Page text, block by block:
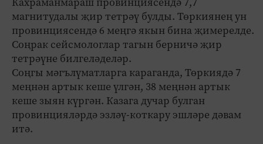
магнитудалы җир тетрәү булды. Төркиянең ун
провинциясендә 6 меңгә якын бина җимерелде.
Соңрак сейсмологлар тагын берничә җир
тетрәүне билгеләделәр.
Соңгы мәгълүматларга караганда, Төркиядә 7
меңнән артык кеше үлгән, 38 меңнән артык
кеше зыян күргән. Казага дучар булган
провинцияләрдә эзләү-коткару эшләре дәвам
итә.